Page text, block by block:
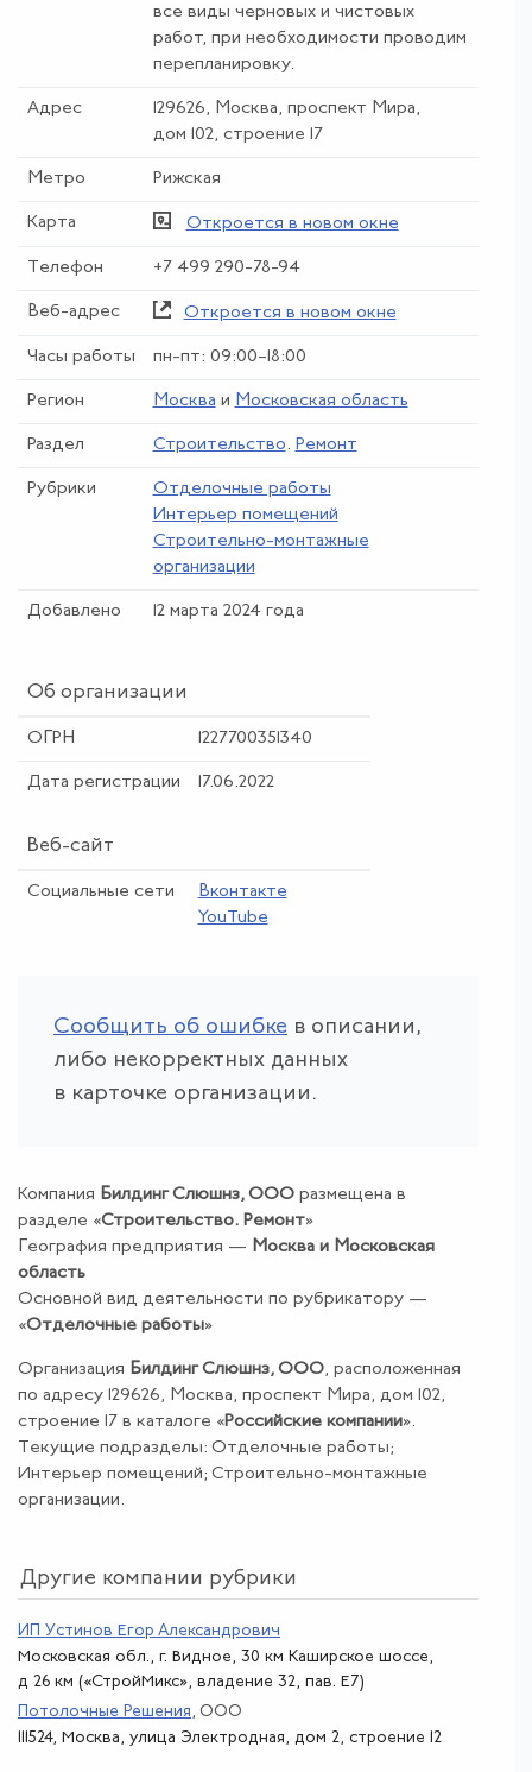
все виды черновых и чистовых
работ, при необходимости проводим
перепланировку.
Адрес
129626, Москва, проспект Мира,
дом 102, строение 17
Метро Рижская
Карта Откроется в новом окне
Телефон +7 499 290-78-94
Веб-адрес Откроется в новом окне
Часы работы пн-пт: 09:00–18:00
Регион Москва и Московская область
Раздел Строительство. Ремонт
Рубрики
Отделочные работы
Интерьер помещений
Строительно-монтажные
организации
Добавлено 12 марта 2024 года
Об организации
ОГРН 1227700351340
Дата регистрации 17.06.2022
Веб-сайт
Социальные сети
Вконтакте
YouTube
Сообщить об ошибке в описании,
либо некорректных данных
в карточке организации.
Компания Билдинг Слюшнз, ООО размещена в
разделе «Строительство. Ремонт»
География предприятия — Москва и Московская
область
Основной вид деятельности по рубрикатору —
«Отделочные работы»
Организация Билдинг Слюшнз, ООО, расположенная
по адресу 129626, Москва, проспект Мира, дом 102,
строение 17 в каталоге «Российские компании».
Текущие подразделы: Отделочные работы;
Интерьер помещений; Строительно-монтажные
организации.
Другие компании рубрики
ИП Устинов Егор Александрович
Московская обл., г. Видное, 30 км Каширское шоссе,
д 26 км («СтройМикс», владение 32, пав. Е7)
Потолочные Решения, ООО
111524, Москва, улица Электродная, дом 2, строение 12